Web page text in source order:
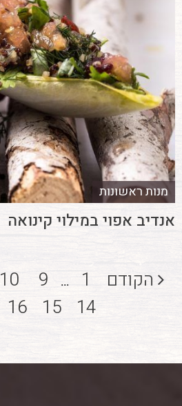
מנות ראשונות
אנדיב אפוי במילוי קינואה
הקודם 1
...
9
10
14
15
16